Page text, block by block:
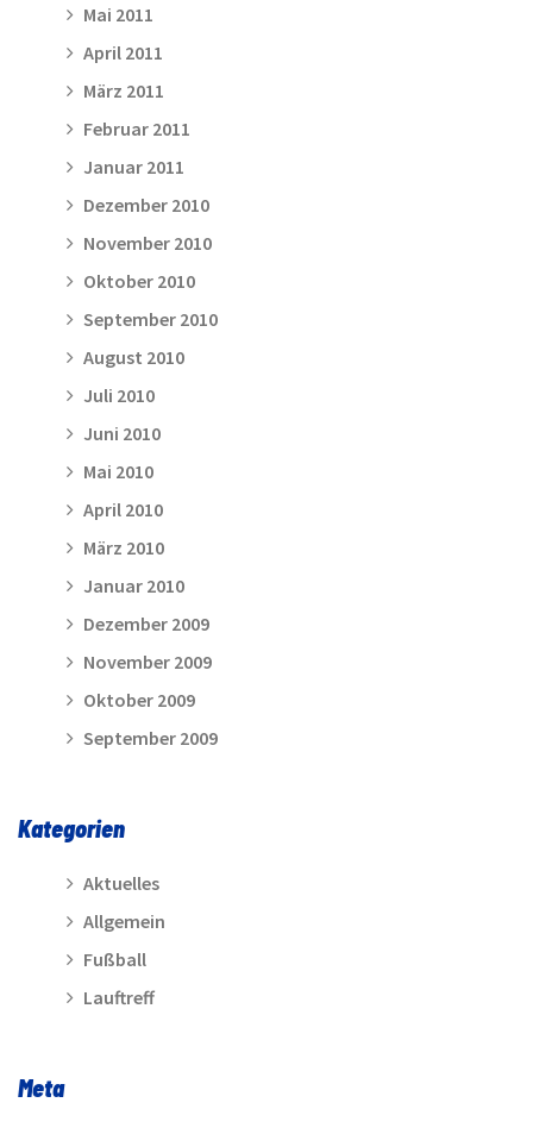
Mai 2011
April 2011
März 2011
Februar 2011
Januar 2011
Dezember 2010
November 2010
Oktober 2010
September 2010
August 2010
Juli 2010
Juni 2010
Mai 2010
April 2010
März 2010
Januar 2010
Dezember 2009
November 2009
Oktober 2009
September 2009
Kategorien
Aktuelles
Allgemein
Fußball
Lauftreff
Meta